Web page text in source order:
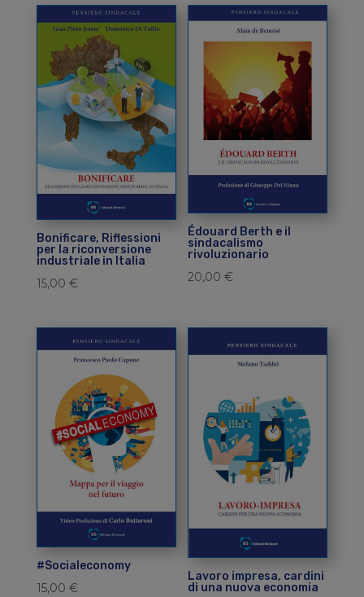
Bonificare, Riflessioni
per la riconversione
industriale in Italia
15,00 €
Édouard Berth e il
sindacalismo
rivoluzionario
20,00€
#Socialeconomy
15,00 €
Lavoro impresa, cardini
di una nuova economia